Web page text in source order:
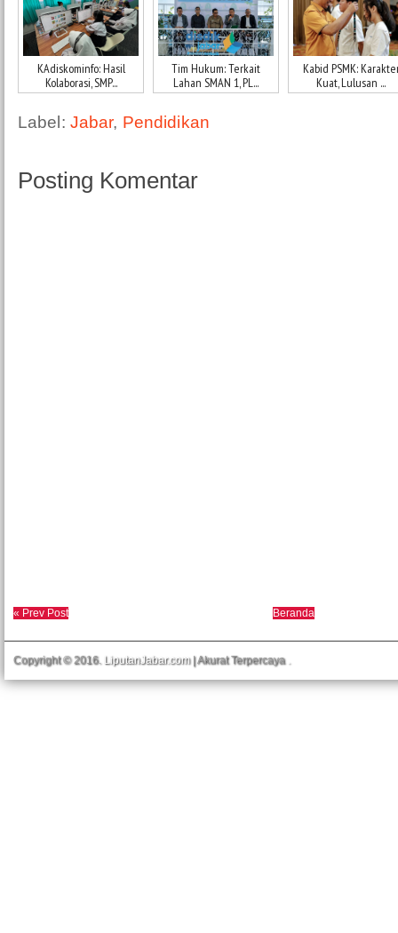
KAdiskominfo: Hasil
Kolaborasi, SMP...
Tim Hukum: Terkait
Lahan SMAN 1, PL...
Kabid PSMK:
Kuat, Lulusan ...
Label: Jabar, Pendidikan
Posting Komentar
« Prev Post Beranda
Copyright © 2016. LiputanJabar.com| Akurat Terpercaya